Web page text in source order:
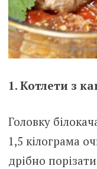
1. Котлети з
Головку
1,5 кілограма
дрібно